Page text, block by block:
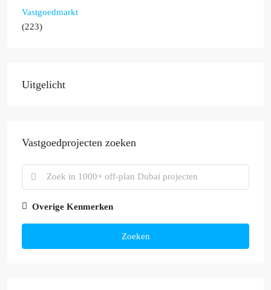
Vastgoedmarkt
(223)
Uitgelicht
Vastgoedprojecten zoeken
Overige Kenmerken
Zoeken